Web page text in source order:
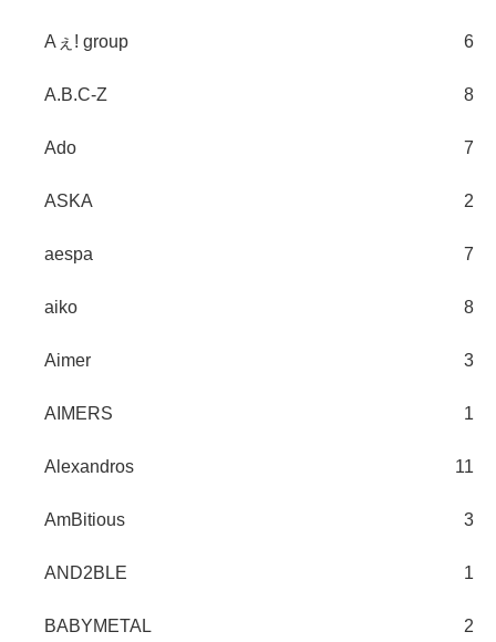
Aぇ! group 6
A.B.C-Z 8
Ado 7
ASKA 2
aespa 7
aiko 8
Aimer 3
AIMERS 1
Alexandros 11
AmBitious 3
AND2BLE 1
BABYMETAL 2